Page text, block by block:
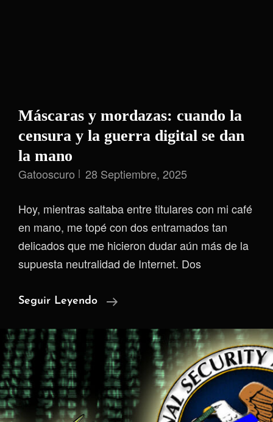
Máscaras y mordazas: cuando la
censura y la guerra digital se dan
la mano
Gatooscuro 28 Septiembre, 2025
Hoy, mientras saltaba entre titulares con mi café
en mano, me topé con dos entramados tan
delicados que me hicieron dudar aún más de la
supuesta neutralidad de Internet. Dos
Seguir Leyendo
Máscaras
Mordazas:
Cuando
La
Censura
Y